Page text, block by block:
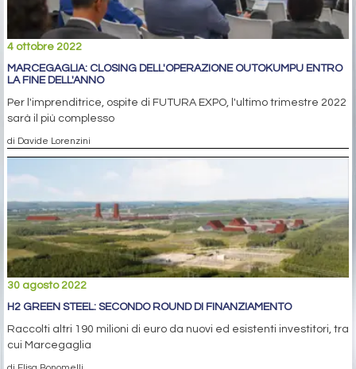
4 ottobre 2022
MARCEGAGLIA: CLOSING DELL'OPERAZIONE OUTOKUMPU ENTRO
LA FINE DELL'ANNO
Per l'imprenditrice, ospite di FUTURA EXPO, l'ultimo trimestre 2022
sarà il più complesso
di Davide Lorenzini
30 agosto 2022
H2 GREEN STEEL: SECONDO ROUND DI FINANZIAMENTO
Raccolti altri 190 milioni di euro da nuovi ed esistenti investitori, tra
cui Marcegaglia